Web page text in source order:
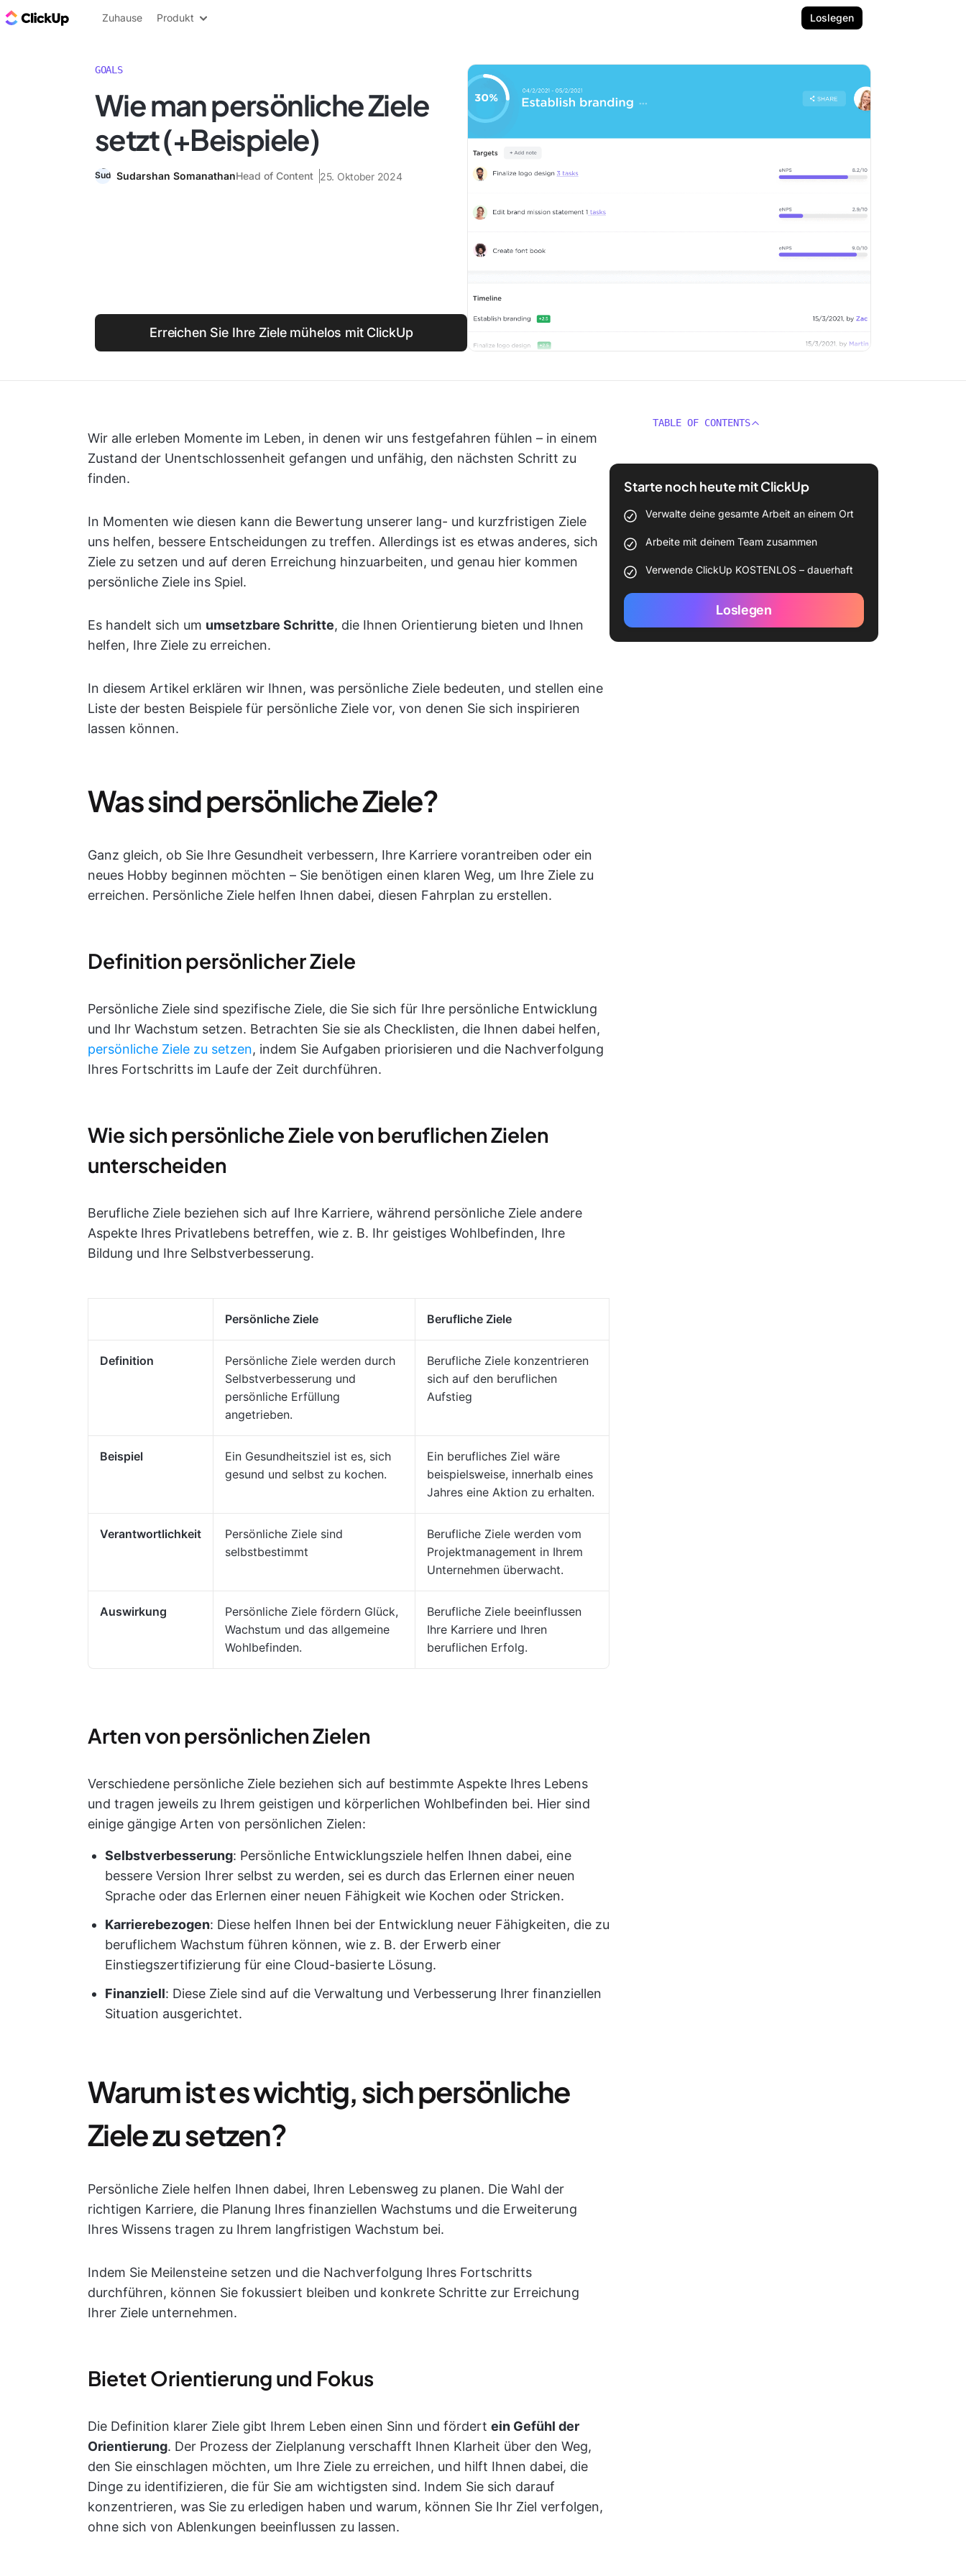
ClickUp Blog
Zuhause Produkt Loslegen
GOALS
Wie man persönliche Ziele
setzt (+Beispiele)
Sudarshan SomanathanHead of Content 25. Oktober 2024
Erreichen Sie Ihre Ziele mühelos mit ClickUp
Wir alle erleben Momente im Leben, in denen wir uns festgefahren fühlen – in einem
Zustand der Unentschlossenheit gefangen und unfähig, den nächsten Schritt zu
finden.
In Momenten wie diesen kann die Bewertung unserer lang- und kurzfristigen Ziele
uns helfen, bessere Entscheidungen zu treffen. Allerdings ist es etwas anderes, sich
Ziele zu setzen und auf deren Erreichung hinzuarbeiten, und genau hier kommen
persönliche Ziele ins Spiel.
Es handelt sich um umsetzbare Schritte, die Ihnen Orientierung bieten und Ihnen
helfen, Ihre Ziele zu erreichen.
In diesem Artikel erklären wir Ihnen, was persönliche Ziele bedeuten, und stellen eine
Liste der besten Beispiele für persönliche Ziele vor, von denen Sie sich inspirieren
lassen können.
Was sind persönliche Ziele?
Ganz gleich, ob Sie Ihre Gesundheit verbessern, Ihre Karriere vorantreiben oder ein
neues Hobby beginnen möchten – Sie benötigen einen klaren Weg, um Ihre Ziele zu
erreichen. Persönliche Ziele helfen Ihnen dabei, diesen Fahrplan zu erstellen.
Definition persönlicher Ziele
Persönliche Ziele sind spezifische Ziele, die Sie sich für Ihre persönliche Entwicklung
und Ihr Wachstum setzen. Betrachten Sie sie als Checklisten, die Ihnen dabei helfen,
persönliche Ziele zu setzen, indem Sie Aufgaben priorisieren und die Nachverfolgung
Ihres Fortschritts im Laufe der Zeit durchführen.
Wie sich persönliche Ziele von beruflichen Zielen
unterscheiden
Berufliche Ziele beziehen sich auf Ihre Karriere, während persönliche Ziele andere
Aspekte Ihres Privatlebens betreffen, wie z. B. Ihr geistiges Wohlbefinden, Ihre
Bildung und Ihre Selbstverbesserung.
Persönliche Ziele Berufliche Ziele
Definition
Persönliche Ziele werden durch
Selbstverbesserung und
persönliche Erfüllung
angetrieben.
Berufliche Ziele konzentrieren
sich auf den beruflichen
Aufstieg
Beispiel
Ein Gesundheitsziel ist es, sich
gesund und selbst zu kochen.
Ein berufliches Ziel wäre
beispielsweise, innerhalb eines
Jahres eine Aktion zu erhalten.
Verantwortlichkeit
Persönliche Ziele sind
selbstbestimmt
Berufliche Ziele werden vom
Projektmanagement in Ihrem
Unternehmen überwacht.
Auswirkung
Persönliche Ziele fördern Glück,
Wachstum und das allgemeine
Wohlbefinden.
Berufliche Ziele beeinflussen
Ihre Karriere und Ihren
beruflichen Erfolg.
Arten von persönlichen Zielen
Verschiedene persönliche Ziele beziehen sich auf bestimmte Aspekte Ihres Lebens
und tragen jeweils zu Ihrem geistigen und körperlichen Wohlbefinden bei. Hier sind
einige gängige Arten von persönlichen Zielen:
Selbstverbesserung: Persönliche Entwicklungsziele helfen Ihnen dabei, eine
bessere Version Ihrer selbst zu werden, sei es durch das Erlernen einer neuen
Sprache oder das Erlernen einer neuen Fähigkeit wie Kochen oder Stricken.
Karrierebezogen: Diese helfen Ihnen bei der Entwicklung neuer Fähigkeiten, die zu
beruflichem Wachstum führen können, wie z. B. der Erwerb einer
Einstiegszertifizierung für eine Cloud-basierte Lösung.
Finanziell: Diese Ziele sind auf die Verwaltung und Verbesserung Ihrer finanziellen
Situation ausgerichtet.
Warum ist es wichtig, sich persönliche
Ziele zu setzen?
Persönliche Ziele helfen Ihnen dabei, Ihren Lebensweg zu planen. Die Wahl der
richtigen Karriere, die Planung Ihres finanziellen Wachstums und die Erweiterung
Ihres Wissens tragen zu Ihrem langfristigen Wachstum bei.
Indem Sie Meilensteine setzen und die Nachverfolgung Ihres Fortschritts
durchführen, können Sie fokussiert bleiben und konkrete Schritte zur Erreichung
Ihrer Ziele unternehmen.
Bietet Orientierung und Fokus
Die Definition klarer Ziele gibt Ihrem Leben einen Sinn und fördert ein Gefühl der
Orientierung. Der Prozess der Zielplanung verschafft Ihnen Klarheit über den Weg,
den Sie einschlagen möchten, um Ihre Ziele zu erreichen, und hilft Ihnen dabei, die
Dinge zu identifizieren, die für Sie am wichtigsten sind. Indem Sie sich darauf
konzentrieren, was Sie zu erledigen haben und warum, können Sie Ihr Ziel verfolgen,
ohne sich von Ablenkungen beeinflussen zu lassen.
TABLE OF CONTENTS
Starte noch heute mit ClickUp
Verwalte deine gesamte Arbeit an einem Ort
Arbeite mit deinem Team zusammen
Verwende ClickUp KOSTENLOS – dauerhaft
Loslegen